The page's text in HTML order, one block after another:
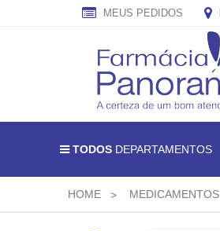
MEUS PEDIDOS
TODOS DEPARTAMENTOS
HOME MEDICAMENTOS
CADASTRE
SEU
MAIL
RECEBA
PROMOÇÕES